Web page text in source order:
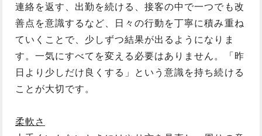
連絡を返す、出勤を続ける、接客の中で一つでも改
善点を意識するなど、日々の行動を丁寧に積み重ね
ていくことで、少しずつ結果が出るようになりま
す。一気にすべてを変える必要はありません。「昨
日より少しだけ良くする」という意識を持ち続ける
ことが大切です。
柔軟さ